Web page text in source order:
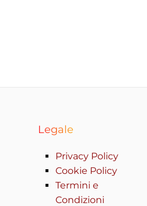
Legale
Privacy Policy
Cookie Policy
Termini e
Condizioni